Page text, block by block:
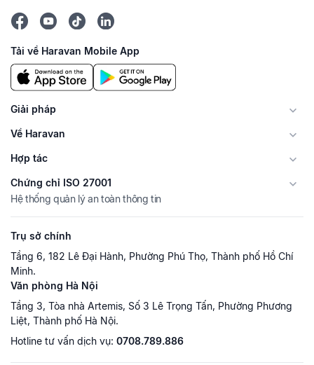
Tải về Haravan Mobile App
Giải pháp
Về Haravan
Hợp tác
Chứng chỉ ISO 27001
Hệ thống quản lý an toàn thông tin
Trụ sở chính
Tầng 6, 182 Lê Đại Hành, Phường Phú Thọ, Thành phố Hồ Chí
Minh.
Văn phòng Hà Nội
Tầng 3, Tòa nhà Artemis, Số 3 Lê Trọng Tấn, Phường Phương
Liệt, Thành phố Hà Nội.
Hotline tư vấn dịch vụ: 0708.789.886